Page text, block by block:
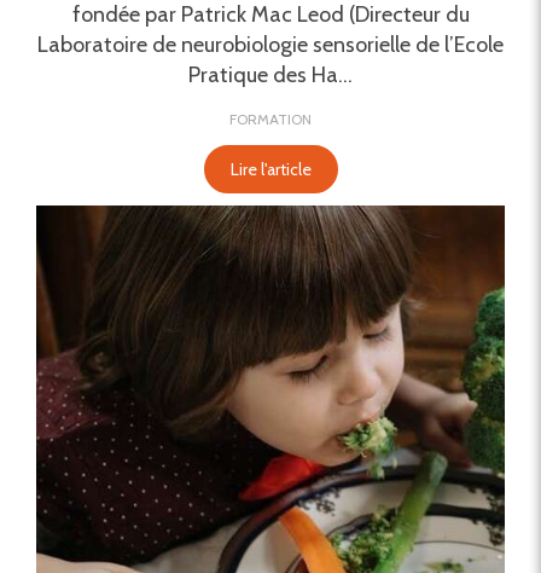
fondée par Patrick Mac Leod (Directeur du
Laboratoire de neurobiologie sensorielle de l’Ecole
Pratique des Ha...
FORMATION
Lire l'article